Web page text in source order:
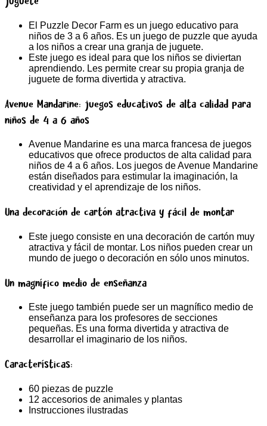
El Puzzle Decor Farm es un juego educativo para
niños de 3 a 6 años. Es un juego de puzzle que ayuda
a los niños a crear una granja de juguete.
Este juego es ideal para que los niños se diviertan
aprendiendo. Les permite crear su propia granja de
juguete de forma divertida y atractiva.
Avenue Mandarine: juegos educativos de alta calidad para
niños de 4 a 6 años
Avenue Mandarine es una marca francesa de juegos
educativos que ofrece productos de alta calidad para
niños de 4 a 6 años. Los juegos de Avenue Mandarine
están diseñados para estimular la imaginación, la
creatividad y el aprendizaje de los niños.
Una decoración de cartón atractiva y fácil de montar
Este juego consiste en una decoración de cartón muy
atractiva y fácil de montar. Los niños pueden crear un
mundo de juego o decoración en sólo unos minutos.
Un magnífico medio de enseñanza
Este juego también puede ser un magnífico medio de
enseñanza para los profesores de secciones
pequeñas. Es una forma divertida y atractiva de
desarrollar el imaginario de los niños.
Características:
60 piezas de puzzle
12 accesorios de animales y plantas
Instrucciones ilustradas